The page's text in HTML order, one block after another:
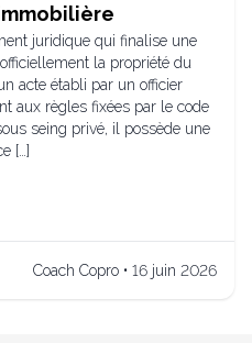
juridique qui finalise une
la propriété du
acte établi par un officier
aux règles fixées par le code
seing privé, il possède une
[…]
Coach Copro • 16 juin 2026